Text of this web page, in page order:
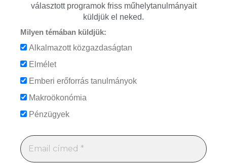
választott programok friss műhelytanulmányait
küldjük el neked.
Milyen témában küldjük:
Alkalmazott közgazdaságtan
Elmélet
Emberi erőforrás tanulmányok
Makroökonómia
Pénzügyek